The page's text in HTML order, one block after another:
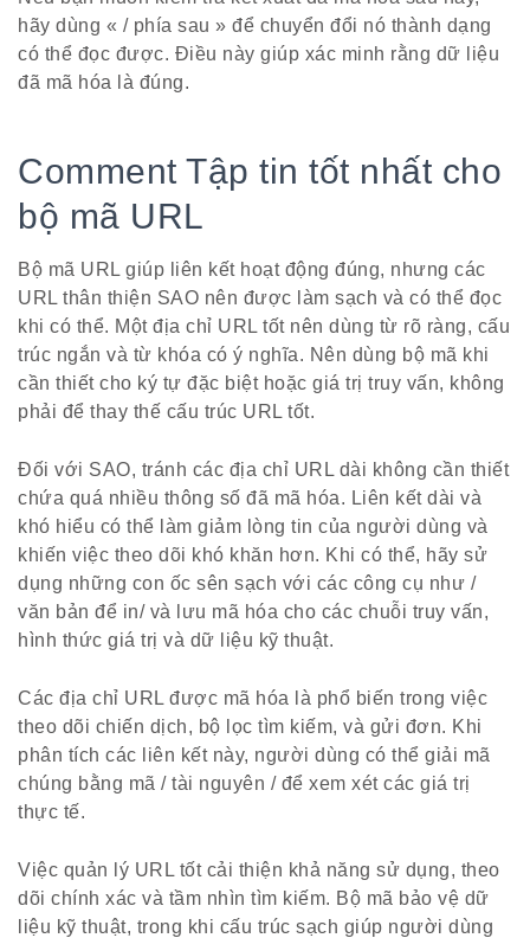
hãy dùng « / phía sau » để chuyển đổi nó thành dạng
có thể đọc được. Điều này giúp xác minh rằng dữ liệu
đã mã hóa là đúng.
Comment Tập tin tốt nhất cho
bộ mã URL
Bộ mã URL giúp liên kết hoạt động đúng, nhưng các
URL thân thiện SAO nên được làm sạch và có thể đọc
khi có thể. Một địa chỉ URL tốt nên dùng từ rõ ràng, cấu
trúc ngắn và từ khóa có ý nghĩa. Nên dùng bộ mã khi
cần thiết cho ký tự đặc biệt hoặc giá trị truy vấn, không
phải để thay thế cấu trúc URL tốt.
Đối với SAO, tránh các địa chỉ URL dài không cần thiết
chứa quá nhiều thông số đã mã hóa. Liên kết dài và
khó hiểu có thể làm giảm lòng tin của người dùng và
khiến việc theo dõi khó khăn hơn. Khi có thể, hãy sử
dụng những con ốc sên sạch với các công cụ như /
văn bản để in/ và lưu mã hóa cho các chuỗi truy vấn,
hình thức giá trị và dữ liệu kỹ thuật.
Các địa chỉ URL được mã hóa là phổ biến trong việc
theo dõi chiến dịch, bộ lọc tìm kiếm, và gửi đơn. Khi
phân tích các liên kết này, người dùng có thể giải mã
chúng bằng mã / tài nguyên / để xem xét các giá trị
thực tế.
Việc quản lý URL tốt cải thiện khả năng sử dụng, theo
dõi chính xác và tầm nhìn tìm kiếm. Bộ mã bảo vệ dữ
liệu kỹ thuật, trong khi cấu trúc sạch giúp người dùng